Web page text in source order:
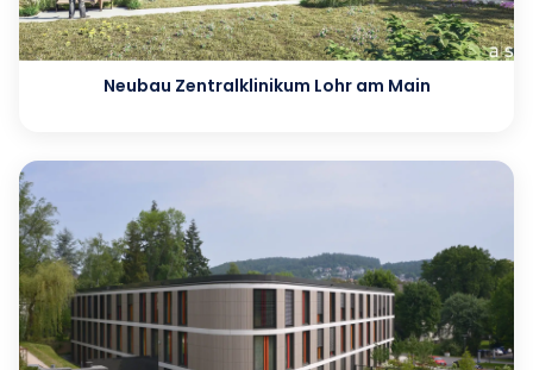
Neubau Zentralklinikum Lohr am Main